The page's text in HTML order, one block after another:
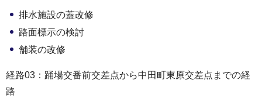
排水施設の蓋改修
路面標示の検討
舗装の改修
経路03：踊場交番前交差点から中田町東原交差点までの経
路